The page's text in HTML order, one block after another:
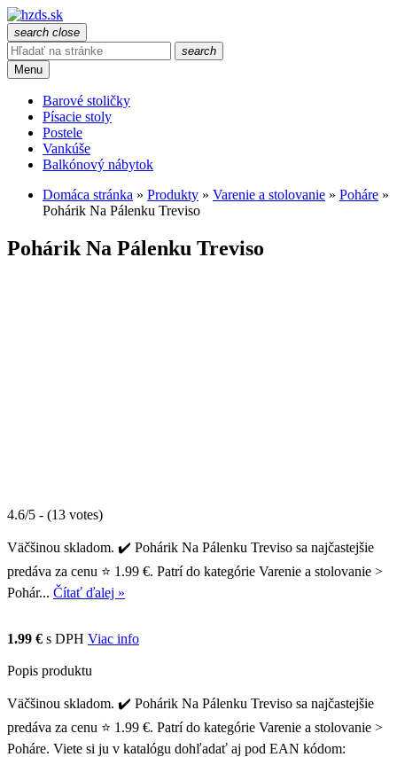
search close
search
Menu
Barové stoličky
Písacie stoly
Postele
Vankúše
Balkónový nábytok
Domáca stránka » Produkty » Varenie a stolovanie » Poháre »
Pohárik Na Pálenku Treviso
Pohárik Na Pálenku Treviso
4.6/5 - (13 votes)
Väčšinou skladom. ✔️ Pohárik Na Pálenku Treviso sa najčastejšie
predáva za cenu ⭐ 1.99 €. Patrí do kategórie Varenie a stolovanie >
Pohár... Čítať ďalej »
1.99 € s DPH Viac info
Popis produktu
Väčšinou skladom. ✔️ Pohárik Na Pálenku Treviso sa najčastejšie
predáva za cenu ⭐ 1.99 €. Patrí do kategórie Varenie a stolovanie >
Poháre. Viete si ju v katalógu dohľadať aj pod EAN kódom: